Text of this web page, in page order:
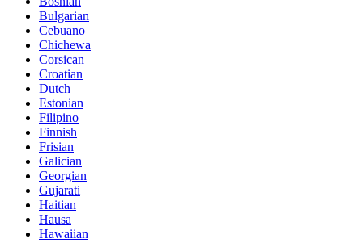
Bulgarian
Cebuano
Chichewa
Corsican
Croatian
Dutch
Estonian
Filipino
Finnish
Frisian
Galician
Georgian
Gujarati
Haitian
Hausa
Hawaiian